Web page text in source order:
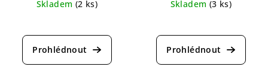
Skladem (2 ks)
hodnocení
produktu
Skladem (3 ks)
hodnocení
produktu